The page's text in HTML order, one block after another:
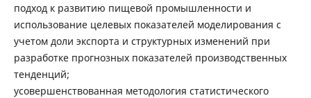
подход к развитию пищевой промышленности и
использование целевых показателей моделирования с
учетом доли экспорта и структурных изменений при
разработке прогнозных показателей производственных
тенденций;
усовершенствованная методология статистического